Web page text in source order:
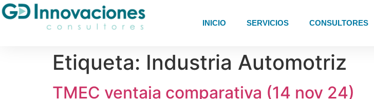
INICIO SERVICIOS CONSULTORES
Etiqueta: Industria Automotriz
TMEC ventaja comparativa (14 nov 24)